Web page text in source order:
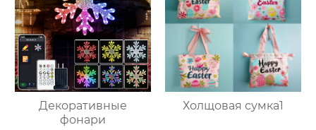
Декоративные
фонари
Холщовая сумка1